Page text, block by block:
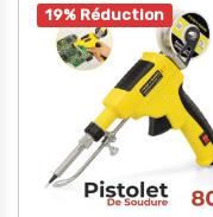
19% Réduction